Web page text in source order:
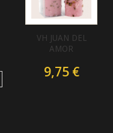
VH JUAN DEL
AMOR
9,75 €